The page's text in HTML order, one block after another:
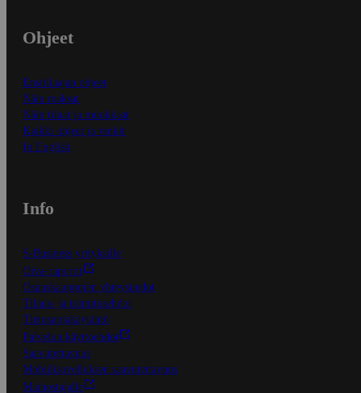
Ohjeet
Ensitilaajan ohjeet
Näin maksat
Näin tilaat ja muokkaat
Kaikki ohjeet ja vinkit
In English
Info
S-Business yrityksille
Oiva-raportit
Osuuskauppojen yhteystiedot
Tilaus- ja toimitusehdot
Tietosuojakäytäntö
Palvelun käyttöehdot
Saavutettavuus
Mobiilisovelluksen saavutettavuus
Mainostajalle